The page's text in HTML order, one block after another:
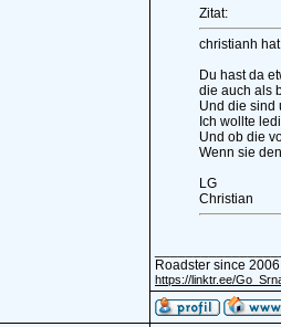
Zitat:
christianh
Du hast da
die auch als
Und die sind
Ich wollte
Und ob die
Wenn sie
LG
Christian
Roadster since
https://linktr.ee/